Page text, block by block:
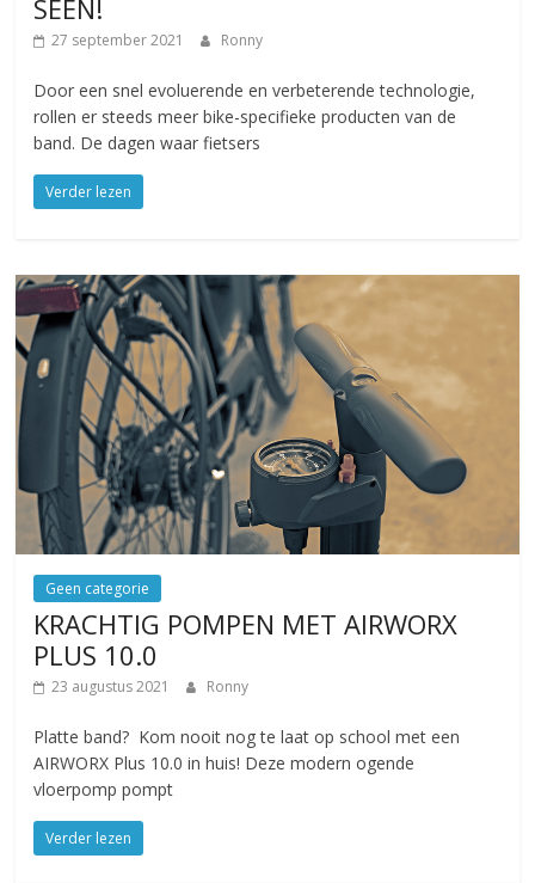
SEEN!
27 september 2021 Ronny
Door een snel evoluerende en verbeterende technologie,
rollen er steeds meer bike-specifieke producten van de
band. De dagen waar fietsers
Verder lezen
Geen categorie
KRACHTIG POMPEN MET AIRWORX
PLUS 10.0
23 augustus 2021 Ronny
Platte band? Kom nooit nog te laat op school met een
AIRWORX Plus 10.0 in huis! Deze modern ogende
vloerpomp pompt
Verder lezen